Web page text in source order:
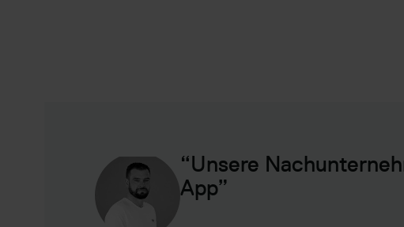
“Unsere
App”